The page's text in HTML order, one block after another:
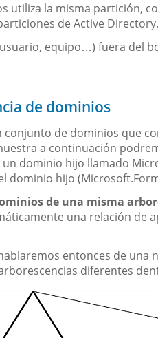
utiliza la misma partición,
de Active Directory.
equipo…) fuera del
de dominios
conjunto de dominios que
a continuación
dominio hijo llamado
dominio hijo
de una misma
una relación de
entonces de una
diferentes